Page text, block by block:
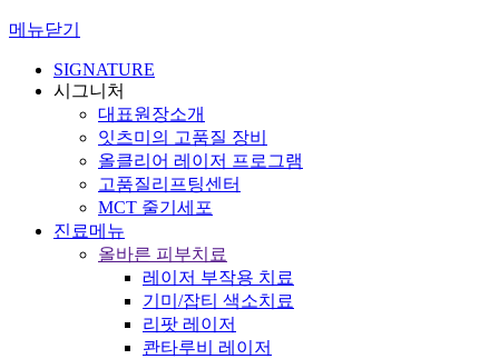
메뉴닫기
SIGNATURE
시그니처
대표원장소개
잇츠미의 고품질 장비
올클리어 레이저 프로그램
고품질리프팅센터
MCT 줄기세포
진료메뉴
올바른 피부치료
레이저 부작용 치료
기미/잡티 색소치료
리팟 레이저
콴타루비 레이저